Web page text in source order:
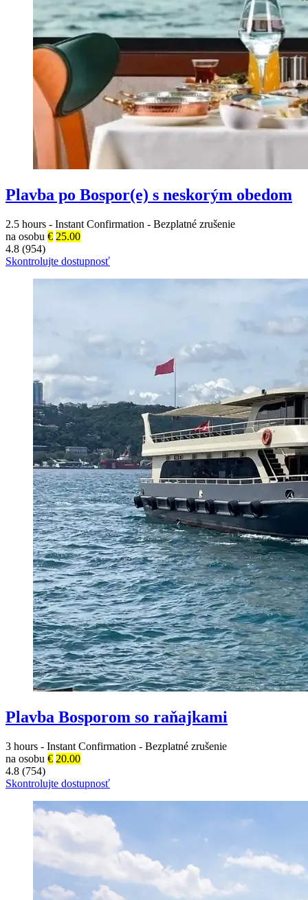
Plavba po Bospor(e) s neskorým obedom
2.5 hours - Instant Confirmation - Bezplatné zrušenie
na osobu € 25.00
4.8 (954)
Skontrolujte dostupnosť
Plavba Bosporom so raňajkami
3 hours - Instant Confirmation - Bezplatné zrušenie
na osobu € 20.00
4.8 (754)
Skontrolujte dostupnosť